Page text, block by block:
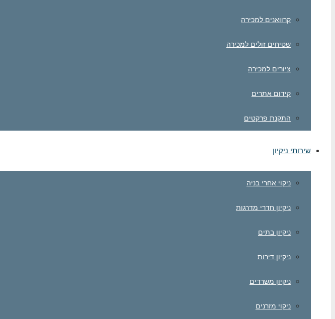
קרוואנים למכירה
שטיחים זולים למכירה
ציורים למכירה
קידום אתרים
התקנת פרקטים
שירותי ניקיון
ניקוי אחרי בניה
ניקיון חדרי מדרגות
ניקיון בתים
ניקיון דירות
ניקיון משרדים
ניקוי מזרנים